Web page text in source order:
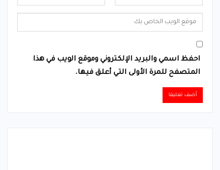
احفظ اسمي والبريد الإلكتروني وموقع الويب في هذا
المتصفح للمرة الأولى التي أعلق فيها.